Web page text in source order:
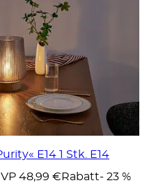
E14 1 Stk. E14
48,99 € Rabatt- 23 %